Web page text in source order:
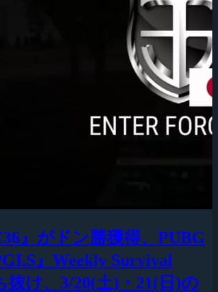
』がドン勝獲得、PUBG
』Weekly Survival
抜け、3/20(土)・21(日)の